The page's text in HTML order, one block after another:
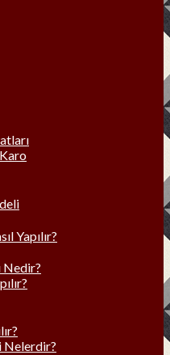
Yapılır?
Nedir?
Nelerdir?